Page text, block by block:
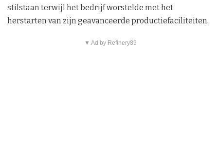
stilstaan terwijl het bedrijf worstelde met het
herstarten van zijn geavanceerde productiefaciliteiten.
▼ Ad by Refinery89